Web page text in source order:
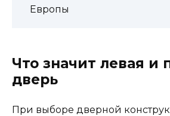
Европы
Что значит левая и
дверь
При выборе дверной